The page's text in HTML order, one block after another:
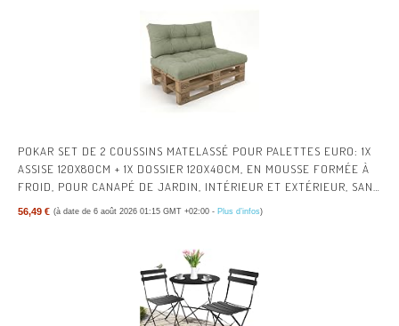
POKAR SET DE 2 COUSSINS MATELASSÉ POUR PALETTES EURO: 1X
ASSISE 120X80CM + 1X DOSSIER 120X40CM, EN MOUSSE FORMÉE À
FROID, POUR CANAPÉ DE JARDIN, INTÉRIEUR ET EXTÉRIEUR, SANS
PALETTE VERT
56,49 € (à date de 6 août 2026 01:15 GMT +02:00 - Plus d’infos)